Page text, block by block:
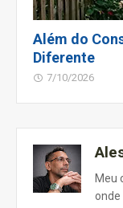
Além do
Diferente
7/10/2026
Meu
onde